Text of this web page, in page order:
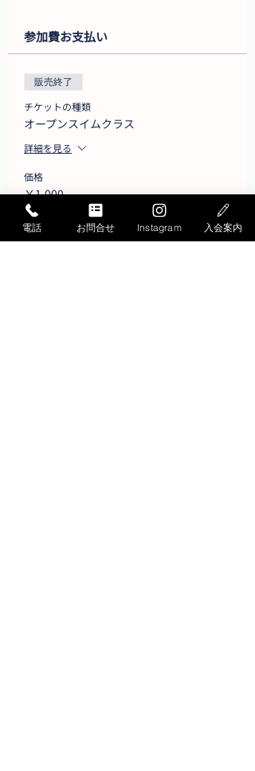
参加費お支払い
販売終了
チケットの種類
オープンスイムクラス
詳細を見る
価格
￥1,000
電話 お問合せ Instagram 入会案内